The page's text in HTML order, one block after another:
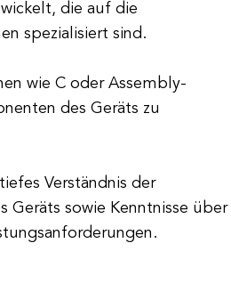
die auf die
spezialisiert sind.
wie C oder Assembly-
des Geräts zu
Verständnis der
Geräts sowie Kenntnisse über